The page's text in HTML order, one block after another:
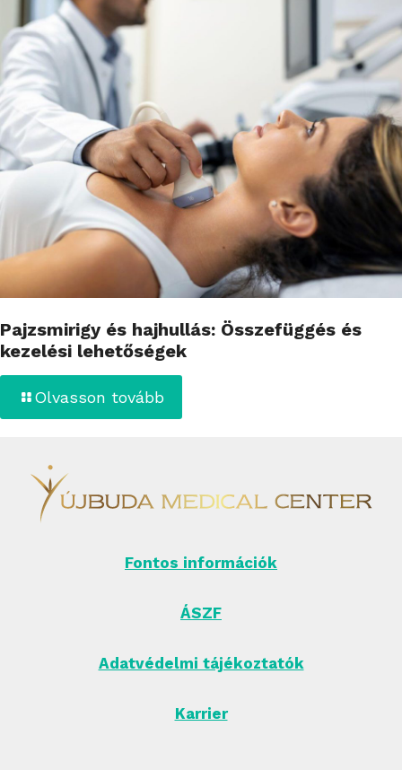
Pajzsmirigy és hajhullás: Összefüggés és
kezelési lehetőségek
Olvasson tovább
Fontos információk
ÁSZF
Adatvédelmi tájékoztatók
Karrier